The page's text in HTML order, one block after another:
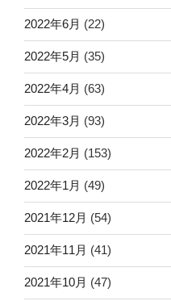
2022年6月 (22)
2022年5月 (35)
2022年4月 (63)
2022年3月 (93)
2022年2月 (153)
2022年1月 (49)
2021年12月 (54)
2021年11月 (41)
2021年10月 (47)